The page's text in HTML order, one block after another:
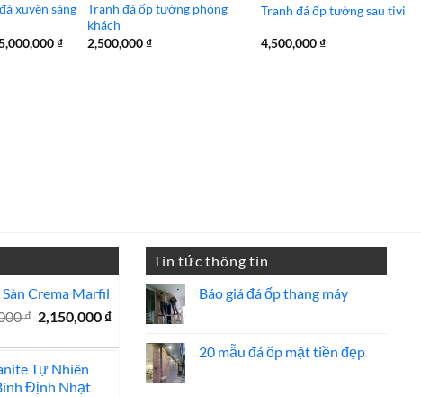
xuyên sáng
₫Giá
Tranh đá ốp tường phòng
khách
2,500,000₫
Tranh đá ốp tường sau tivi
4,500,000₫
Crema Marfil
₫ Giá
là:
2,560,000 ₫.
2,150,000 ₫Giá
tại
Tự Nhiên
Định Nhạt
Tin tức thông tin
Báo giá đá ốp thang máy
luận
ở20 mẫu đá ốp mặt tiền đẹp